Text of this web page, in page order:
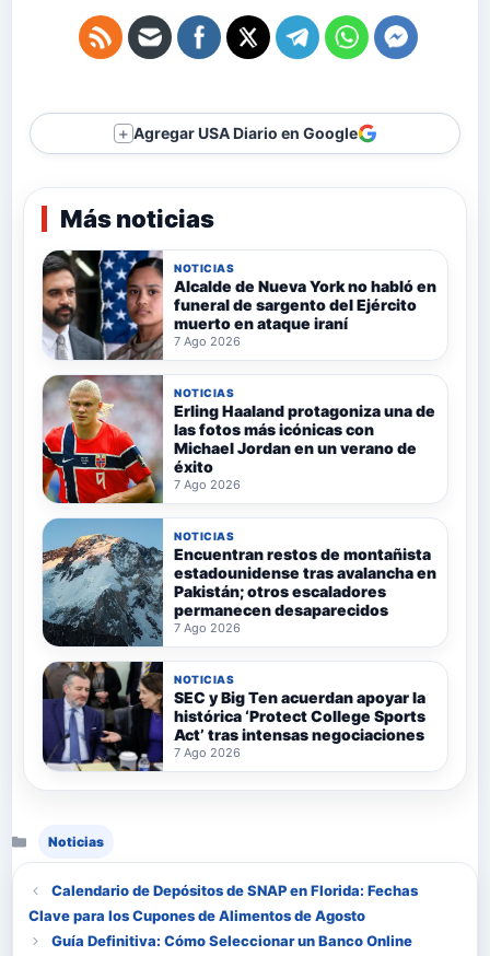
＋ Agregar USA Diario en Google
Más noticias
NOTICIAS
Alcalde de Nueva York no habló en
funeral de sargento del Ejército
muerto en ataque iraní
7 Ago 2026
NOTICIAS
Erling Haaland protagoniza una de
las fotos más icónicas con
Michael Jordan en un verano de
éxito
7 Ago 2026
NOTICIAS
Encuentran restos de montañista
estadounidense tras avalancha en
Pakistán; otros escaladores
permanecen desaparecidos
7 Ago 2026
NOTICIAS
SEC y Big Ten acuerdan apoyar la
histórica ‘Protect College Sports
Act’ tras intensas negociaciones
7 Ago 2026
Noticias
Calendario de Depósitos de SNAP en Florida: Fechas
Clave para los Cupones de Alimentos de Agosto
Guía Definitiva: Cómo Seleccionar un Banco Online